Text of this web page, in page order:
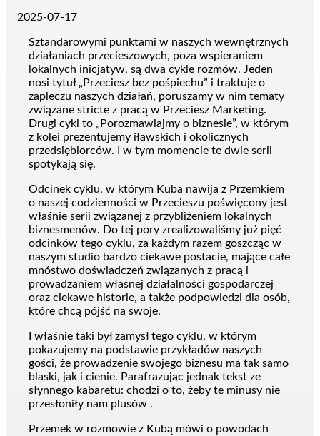
2025-07-17
Sztandarowymi punktami w naszych wewnętrznych
działaniach przecieszowych, poza wspieraniem
lokalnych inicjatyw, są dwa cykle rozmów. Jeden
nosi tytuł „Przeciesz bez pośpiechu” i traktuje o
zapleczu naszych działań, poruszamy w nim tematy
związane stricte z pracą w Przeciesz Marketing.
Drugi cykl to „Porozmawiajmy o biznesie”, w którym
z kolei prezentujemy iławskich i okolicznych
przedsiębiorców. I w tym momencie te dwie serii
spotykają się.
Odcinek cyklu, w którym Kuba nawija z Przemkiem
o naszej codzienności w Przecieszu poświęcony jest
właśnie serii związanej z przybliżeniem lokalnych
biznesmenów. Do tej pory zrealizowaliśmy już pięć
odcinków tego cyklu, za każdym razem goszcząc w
naszym studio bardzo ciekawe postacie, mające całe
mnóstwo doświadczeń związanych z pracą i
prowadzaniem własnej działalności gospodarczej
oraz ciekawe historie, a także podpowiedzi dla osób,
które chcą pójść na swoje.
I właśnie taki był zamysł tego cyklu, w którym
pokazujemy na podstawie przykładów naszych
gości, że prowadzenie swojego biznesu ma tak samo
blaski, jak i cienie. Parafrazując jednak tekst ze
słynnego kabaretu: chodzi o to, żeby te minusy nie
przesłoniły nam plusów .
Przemek w rozmowie z Kubą mówi o powodach